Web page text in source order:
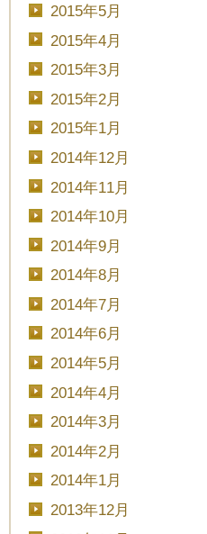
2015年5月
2015年4月
2015年3月
2015年2月
2015年1月
2014年12月
2014年11月
2014年10月
2014年9月
2014年8月
2014年7月
2014年6月
2014年5月
2014年4月
2014年3月
2014年2月
2014年1月
2013年12月